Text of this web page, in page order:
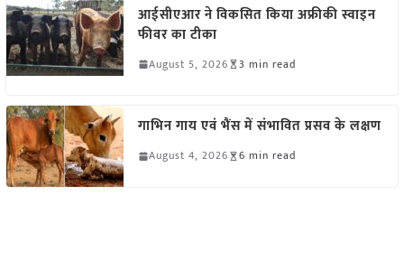
आईसीएआर ने विकसित किया अफ्रीकी स्वाइन
फीवर का टीका
August 5, 2026 3 min read
गाभिन गाय एवं भैंस में संभावित प्रसव के लक्षण
August 4, 2026 6 min read